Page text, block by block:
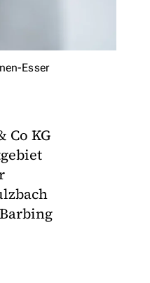
Esser
Co KG